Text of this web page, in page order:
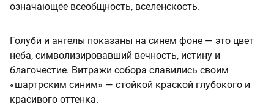
означающее всеобщность, вселенскость.
Голуби и ангелы показаны на синем фоне — это цвет
неба, символизировавший вечность, истину и
благочестие. Витражи собора славились своим
«шартрским синим» — стойкой краской глубокого и
красивого оттенка.